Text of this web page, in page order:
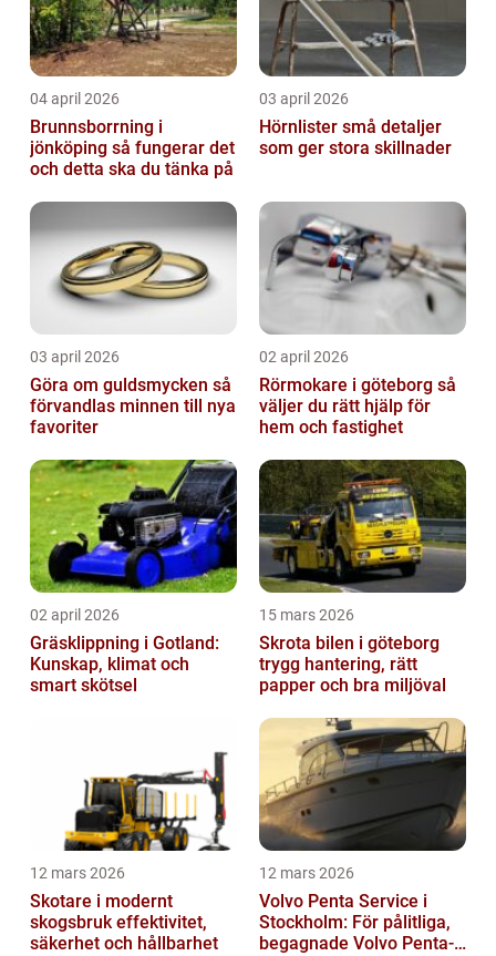
04 april 2026
Brunnsborrning i
jönköping så fungerar det
och detta ska du tänka på
03 april 2026
Hörnlister små detaljer
som ger stora skillnader
03 april 2026
Göra om guldsmycken så
förvandlas minnen till nya
favoriter
02 april 2026
Rörmokare i göteborg så
väljer du rätt hjälp för
hem och fastighet
02 april 2026
Gräsklippning i Gotland:
Kunskap, klimat och
smart skötsel
15 mars 2026
Skrota bilen i göteborg
trygg hantering, rätt
papper och bra miljöval
12 mars 2026
Skotare i modernt
skogsbruk effektivitet,
säkerhet och hållbarhet
12 mars 2026
Volvo Penta Service i
Stockholm: För pålitliga,
begagnade Volvo Penta-